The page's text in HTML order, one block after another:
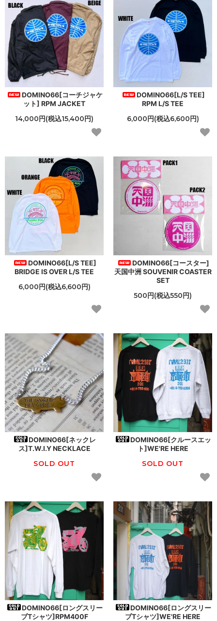
DOMINO66[コーチジャケ
ット] RPM JACKET
14,000円(税込15,400円)
DOMINO66[L/S TEE]
RPM L/S TEE
6,000円(税込6,600円)
DOMINO66[L/S TEE]
BRIDGE IS OVER L/S TEE
6,000円(税込6,600円)
DOMINO66[コースター]
天国中洲 SOUVENIR COASTER
SET
500円(税込550円)
DOMINO66[ネックレ
ス]T.W.I.Y NECKLACE
SOLD OUT
DOMINO66[クルースエッ
ト]WE'RE HERE
SOLD OUT
DOMINO66[ロングスリー
ブTシャツ]RPM400F
DOMINO66[ロングスリー
ブTシャツ]WE'RE HERE